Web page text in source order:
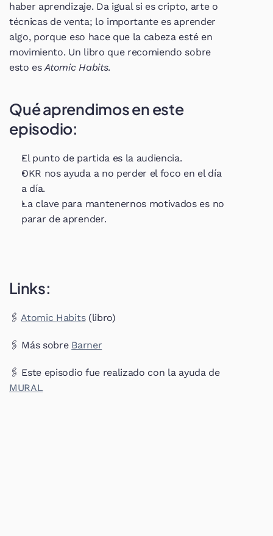
haber aprendizaje. Da igual si es cripto, arte o
técnicas de venta; lo importante es aprender
algo, porque eso hace que la cabeza esté en
movimiento. Un libro que recomiendo sobre
esto es Atomic Habits.
Qué aprendimos en este
episodio:
El punto de partida es la audiencia.
OKR nos ayuda a no perder el foco en el día
a día.
La clave para mantenernos motivados es no
parar de aprender.
Links:
🖇 Atomic Habits (libro)
🖇 Más sobre Barner
🖇 Este episodio fue realizado con la ayuda de
MURAL